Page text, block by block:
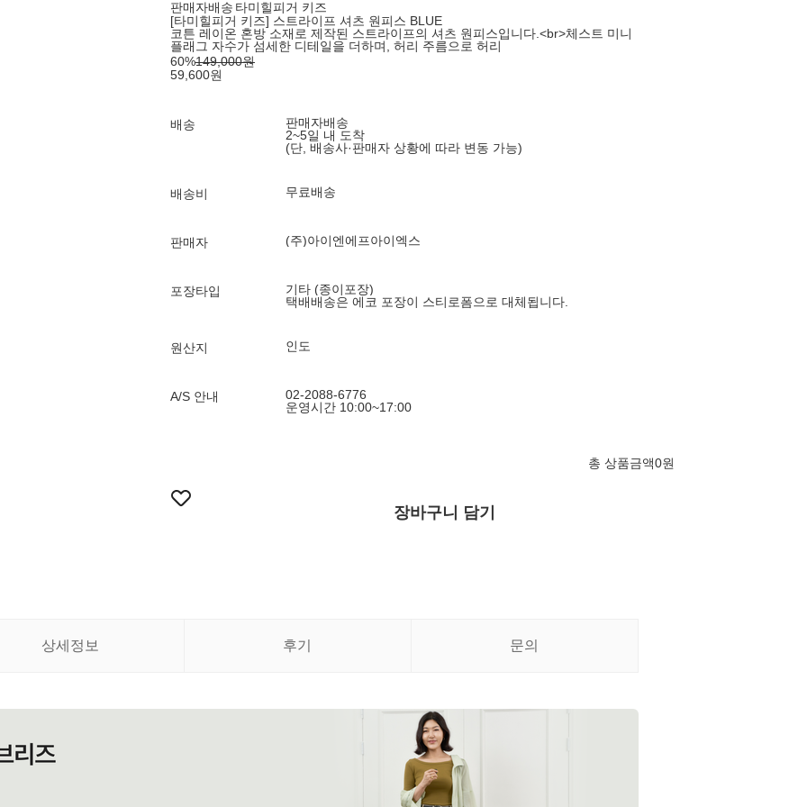
판매자배송 타미힐피거 키즈
[타미힐피거 키즈] 스트라이프 셔츠 원피스 BLUE
코튼 레이온 혼방 소재로 제작된 스트라이프의 셔츠 원피스입니다.<br>체스트 미니
플래그 자수가 섬세한 디테일을 더하며, 허리 주름으로 허리
60%149,000원
59,600원
배송
판매자배송
2~5일 내 도착
(단, 배송사·판매자 상황에 따라 변동 가능)
배송비 무료배송
판매자 (주)아이엔에프아이엑스
포장타입
기타 (종이포장)
택배배송은 에코 포장이 스티로폼으로 대체됩니다.
원산지 인도
A/S 안내
02-2088-6776
운영시간 10:00~17:00
총 상품금액0원
장바구니 담기
상세정보 후기 문의